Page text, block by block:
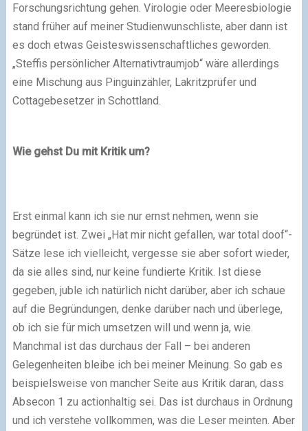
Forschungsrichtung gehen. Virologie oder Meeresbiologie
stand früher auf meiner Studienwunschliste, aber dann ist
es doch etwas Geisteswissenschaftliches geworden.
„Steffis persönlicher Alternativtraumjob“ wäre allerdings
eine Mischung aus Pinguinzähler, Lakritzprüfer und
Cottagebesetzer in Schottland.
Wie gehst Du mit Kritik um?
Erst einmal kann ich sie nur ernst nehmen, wenn sie
begründet ist. Zwei „Hat mir nicht gefallen, war total doof“-
Sätze lese ich vielleicht, vergesse sie aber sofort wieder,
da sie alles sind, nur keine fundierte Kritik. Ist diese
gegeben, juble ich natürlich nicht darüber, aber ich schaue
auf die Begründungen, denke darüber nach und überlege,
ob ich sie für mich umsetzen will und wenn ja, wie.
Manchmal ist das durchaus der Fall – bei anderen
Gelegenheiten bleibe ich bei meiner Meinung. So gab es
beispielsweise von mancher Seite aus Kritik daran, dass
Absecon 1 zu actionhaltig sei. Das ist durchaus in Ordnung
und ich verstehe vollkommen, was die Leser meinten. Aber